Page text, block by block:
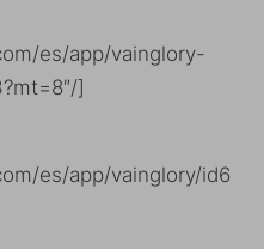
es/app/vainglory-
]
es/app/vainglory/id6